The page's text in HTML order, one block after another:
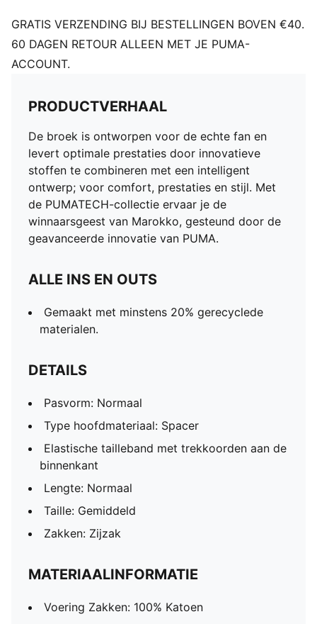
GRATIS VERZENDING BIJ BESTELLINGEN BOVEN €40.
60 DAGEN RETOUR ALLEEN MET JE PUMA-
ACCOUNT.
PRODUCTVERHAAL
De broek is ontworpen voor de echte fan en
levert optimale prestaties door innovatieve
stoffen te combineren met een intelligent
ontwerp; voor comfort, prestaties en stijl. Met
de PUMATECH-collectie ervaar je de
winnaarsgeest van Marokko, gesteund door de
geavanceerde innovatie van PUMA.
ALLE INS EN OUTS
Gemaakt met minstens 20% gerecyclede
materialen.
DETAILS
Pasvorm: Normaal
Type hoofdmateriaal: Spacer
Elastische tailleband met trekkoorden aan de
binnenkant
Lengte: Normaal
Taille: Gemiddeld
Zakken: Zijzak
MATERIAALINFORMATIE
Voering Zakken: 100% Katoen